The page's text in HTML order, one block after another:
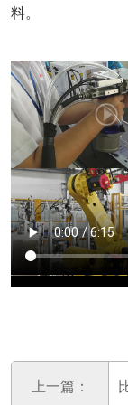
料。
上一篇：